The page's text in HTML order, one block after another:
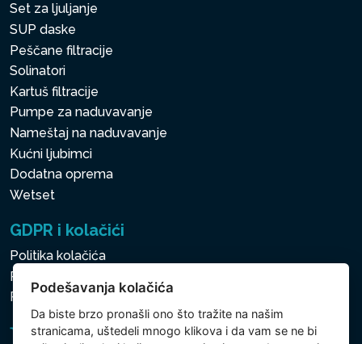
Set za ljuljanje
SUP daske
Peščane filtracije
Solinatori
Kartuš filtracije
Pumpe za naduvavanje
Nameštaj na naduvavanje
Kućni ljubimci
Dodatna oprema
Wetset
GDPR i kolačići
Politika kolačića
Politika zaštite ličnih i drugih obrađivanih podataka
Politika kolačića
Podešavanja kolačića
Da biste brzo pronašli ono što tražite na našim
stranicama, uštedeli mnogo klikova i da vam se ne bi